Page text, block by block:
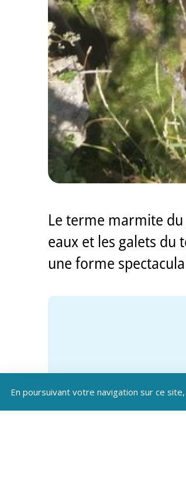
Le terme marmite
eaux et les galets
une forme
En poursuivant votre navigation sur ce